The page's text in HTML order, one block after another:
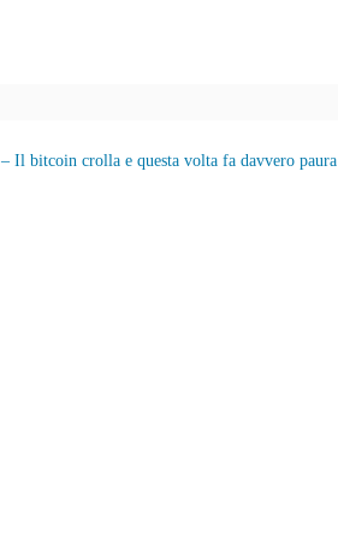
Il bitcoin crolla e questa volta fa davvero paura